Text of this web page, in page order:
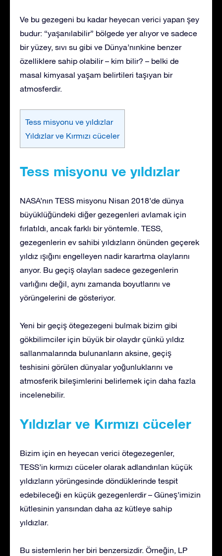
Ve bu gezegeni bu kadar heyecan verici yapan şey
budur: “yaşanılabilir” bölgede yer alıyor ve sadece
bir yüzey, sıvı su gibi ve Dünya’nınkine benzer
özelliklere sahip olabilir – kim bilir? – belki de
masal kimyasal yaşam belirtileri taşıyan bir
atmosferdir.
Tess misyonu ve yıldızlar
Yıldızlar ve Kırmızı cüceler
Tess misyonu ve yıldızlar
NASA’nın TESS misyonu Nisan 2018’de dünya
büyüklüğündeki diğer gezegenleri avlamak için
fırlatıldı, ancak farklı bir yöntemle. TESS,
gezegenlerin ev sahibi yıldızların önünden geçerek
yıldız ışığını engelleyen nadir karartma olaylarını
arıyor. Bu geçiş olayları sadece gezegenlerin
varlığını değil, aynı zamanda boyutlarını ve
yörüngelerini de gösteriyor.
Yeni bir geçiş ötegezegeni bulmak bizim gibi
gökbilimciler için büyük bir olaydır çünkü yıldız
sallanmalarında bulunanların aksine, geçiş
teshisini görülen dünyalar yoğunluklarını ve
atmosferik bileşimlerini belirlemek için daha fazla
incelenebilir.
Yıldızlar ve Kırmızı cüceler
Bizim için en heyecan verici ötegezegenler,
TESS’in kırmızı cüceler olarak adlandırılan küçük
yıldızların yörüngesinde döndüklerinde tespit
edebileceği en küçük gezegenlerdir – Güneş’imizin
kütlesinin yarısından daha az kütleye sahip
yıldızlar.
Bu sistemlerin her biri benzersizdir. Örneğin, LP